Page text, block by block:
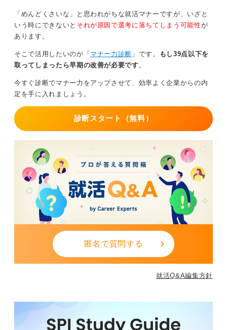
地方からの参加は注意！ 宿泊や交通手段を確認しよ
う
終了時刻が不明な場合は夕方17時から18時を目安に逆算
し、必要なら宿泊を手配しましょうと案内してきまし
た。
当日は焦らないよう終日予定を確保し、余裕を持って参
いても事前に企業に相談しておくと安心です。
特に地方から参加する学生は、交通機関の時間制限や移
動時間が長くなることを考慮して、前日入りや当日の宿
泊を柔軟に検討する必要があります。
企業側も学生の事情を理解してくれることが多いので、
遠慮せず必要な確認や相談をするように心掛けましょ
宿泊費などの費用補助が出るかどうかも確認すべきポイ
ントです。
「めんどくさいな」と思われがちな就活マナーですが、いざと
いう時にできないと それが原因で選考に落ちてしまう可能性が
あります。
そこで活用したいのが「 マナー力診断 」です。
もし39点以下を
取ってしまったら早期の改善が必要です。
今すぐ診断でマナー力をアップさせて、効率よく企業からの内
定を手に入れましょう。
診断スタート（無料）
匿名で質問する
就活Q&A編集方針